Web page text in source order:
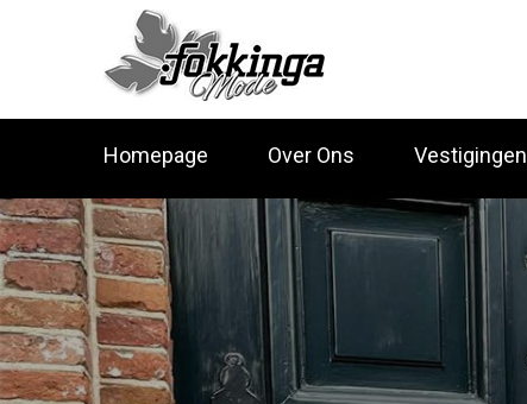
Homepage Over Ons Vestigingen